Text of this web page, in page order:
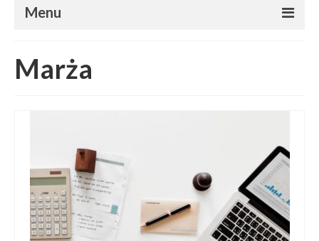
Menu
Kontakt
Marża